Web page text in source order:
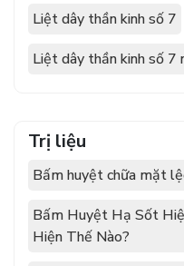
Liệt dây thần kinh số 7
Liệt dây thần kinh số 7
Trị liệu
Bấm huyệt chữa mặt
Bấm Huyệt Hạ Sốt
Hiện Thế Nào?